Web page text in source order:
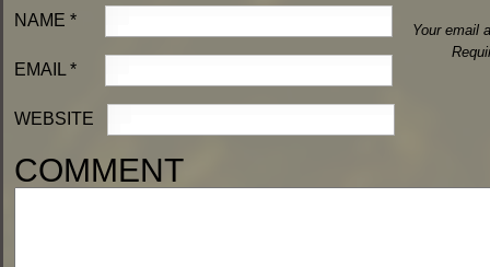
Your email
NAME *
EMAIL *
WEBSITE
COMMENT